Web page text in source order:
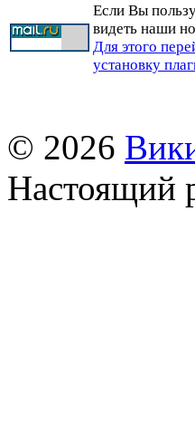
Если Вы
видеть наши
Для этого
установку
© 2026
Настоящий